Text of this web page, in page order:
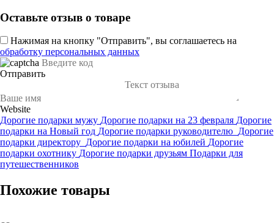
Оставьте отзыв о товаре
Нажимая на кнопку "Отправить", вы соглашаетесь на
обработку персональных данных
Отправить
Website
Дорогие подарки мужу Дорогие подарки на 23 февраля Дорогие
подарки на Новый год Дорогие подарки руководителю Дорогие
подарки директору Дорогие подарки на юбилей Дорогие
подарки охотнику Дорогие подарки друзьям Подарки для
путешественников
Похожие товары